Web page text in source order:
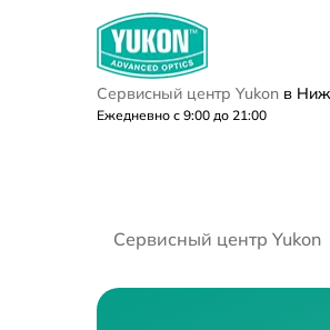
Сервисный центр Yukon в
Ежедневно с 9:00 до 21:00
Сервисный центр Yukon